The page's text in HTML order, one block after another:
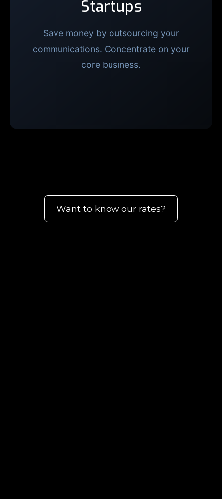
Startups
Save money by outsourcing your
communications. Concentrate on your
core business.
Want to know our rates?